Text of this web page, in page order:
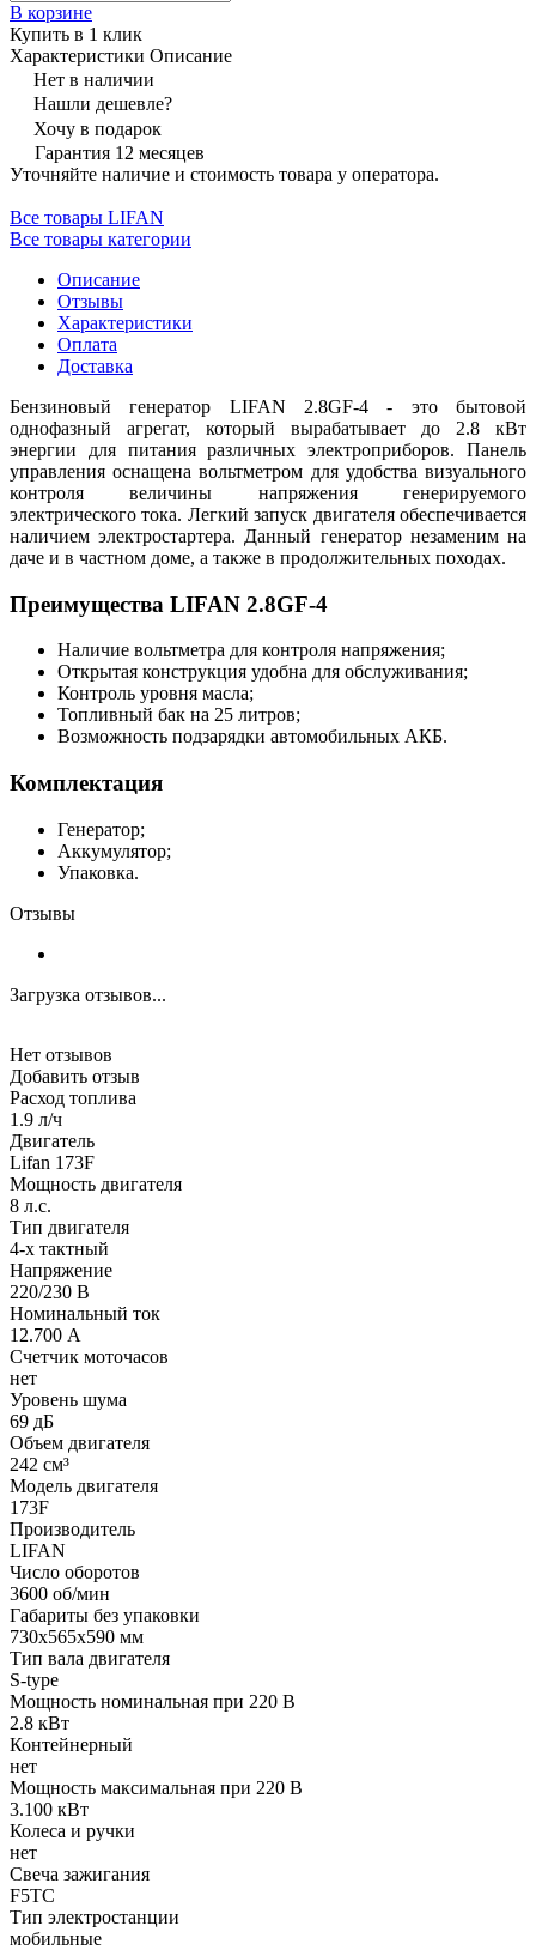
В корзине
Купить в 1 клик
Характеристики Описание
Нет в наличии
Нашли дешевле?
Хочу в подарок
Гарантия 12 месяцев
Уточняйте наличие и стоимость товара у оператора.
Все товары LIFAN
Все товары категории
Описание
Отзывы
Характеристики
Оплата
Доставка
Бензиновый генератор LIFAN 2.8GF-4 - это бытовой
однофазный агрегат, который вырабатывает до 2.8 кВт
энергии для питания различных электроприборов. Панель
управления оснащена вольтметром для удобства визуального
контроля величины напряжения генерируемого
электрического тока. Легкий запуск двигателя обеспечивается
наличием электростартера. Данный генератор незаменим на
даче и в частном доме, а также в продолжительных походах.
Преимущества LIFAN 2.8GF-4
Наличие вольтметра для контроля напряжения;
Открытая конструкция удобна для обслуживания;
Контроль уровня масла;
Топливный бак на 25 литров;
Возможность подзарядки автомобильных АКБ.
Комплектация
Генератор;
Аккумулятор;
Упаковка.
Отзывы
Загрузка отзывов...
Нет отзывов
Добавить отзыв
Расход топлива
1.9 л/ч
Двигатель
Lifan 173F
Мощность двигателя
8 л.с.
Тип двигателя
4-х тактный
Напряжение
220/230 В
Номинальный ток
12.700 А
Счетчик моточасов
нет
Уровень шума
69 дБ
Объем двигателя
242 см³
Модель двигателя
173F
Производитель
LIFAN
Число оборотов
3600 об/мин
Габариты без упаковки
730х565х590 мм
Тип вала двигателя
S-type
Мощность номинальная при 220 В
2.8 кВт
Контейнерный
нет
Мощность максимальная при 220 В
3.100 кВт
Колеса и ручки
нет
Свеча зажигания
F5TC
Тип электростанции
мобильные